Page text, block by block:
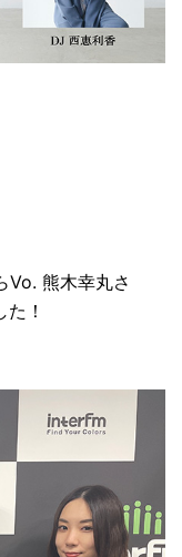
熊木幸丸さ
！